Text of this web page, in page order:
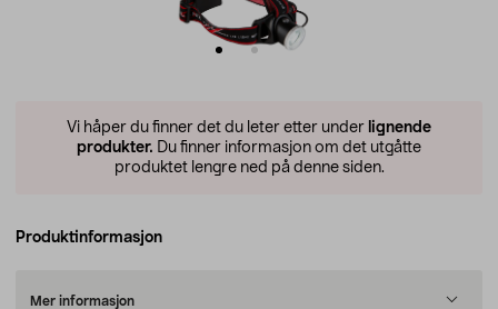
Vi håper du finner det du leter etter under lignende
produkter. Du finner informasjon om det utgåtte
produktet lengre ned på denne siden.
Produktinformasjon
Mer informasjon